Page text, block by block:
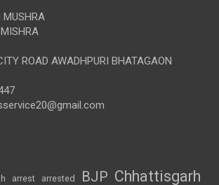
ROAD AWADHPURI BHATAGAON
arrest arrested BJP Chhattisgarh